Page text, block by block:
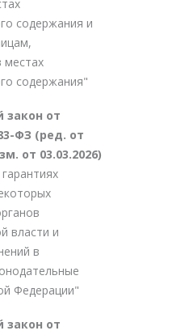
содержания и
местах
содержания"
от
ФЗ (ред. от
от 03.03.2026)
власти и
в
Федерации"
от